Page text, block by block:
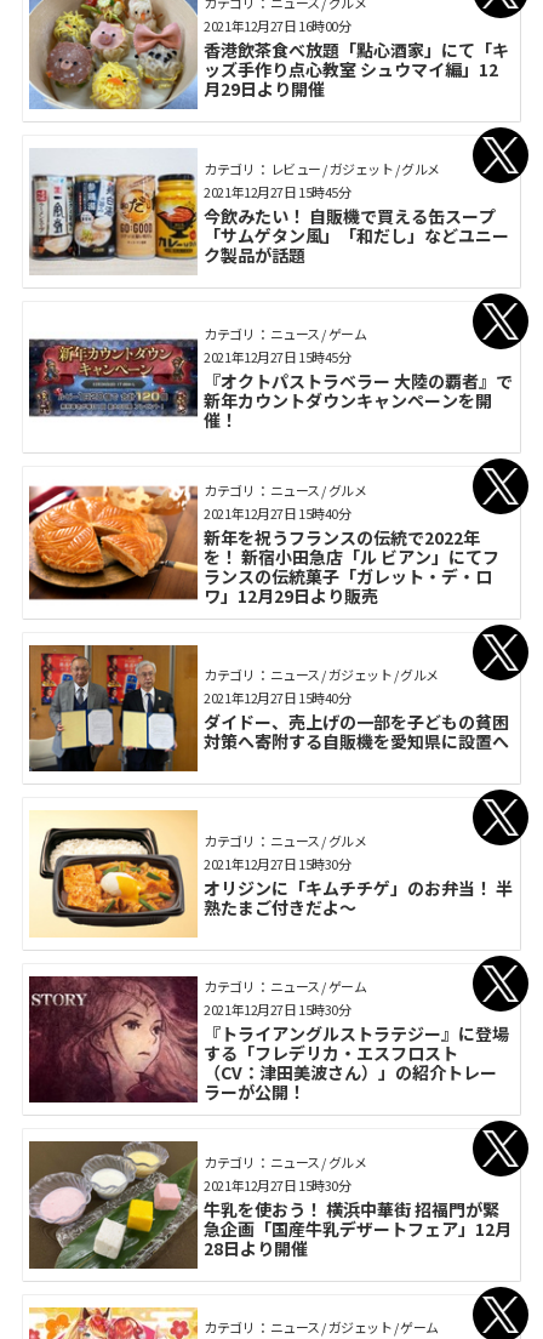
香港飲茶食べ放題「點心酒家」にて「キ
ッズ手作り点心教室 シュウマイ編」12
月29日より開催
2021年12月27日 16時00分
カテゴリ： レビュー / ガジェット / グルメ
今飲みたい！ 自販機で買える缶スープ
「サムゲタン風」「和だし」などユニー
ク製品が話題
2021年12月27日 15時45分
カテゴリ： ニュース / ゲーム
『オクトパストラベラー 大陸の覇者』で
新年カウントダウンキャンペーンを開
催！
2021年12月27日 15時45分
カテゴリ： ニュース / グルメ
新年を祝うフランスの伝統で2022年
を！ 新宿小田急店「ル ビアン」にてフ
ランスの伝統菓子「ガレット・デ・ロ
ワ」12月29日より販売
2021年12月27日 15時40分
カテゴリ： ニュース / ガジェット / グルメ
ダイドー、売上げの一部を子どもの貧困
対策へ寄附する自販機を愛知県に設置へ
2021年12月27日 15時40分
カテゴリ： ニュース / グルメ
オリジンに「キムチチゲ」のお弁当！ 半
熟たまご付きだよ～
2021年12月27日 15時30分
カテゴリ： ニュース / ゲーム
『トライアングルストラテジー』に登場
する「フレデリカ・エスフロスト
（CV：津田美波さん）」の紹介トレー
ラーが公開！
2021年12月27日 15時30分
カテゴリ： ニュース / グルメ
牛乳を使おう！ 横浜中華街 招福門が緊
急企画「国産牛乳デザートフェア」12月
28日より開催
2021年12月27日 15時30分
カテゴリ： ニュース / ガジェット / ゲーム